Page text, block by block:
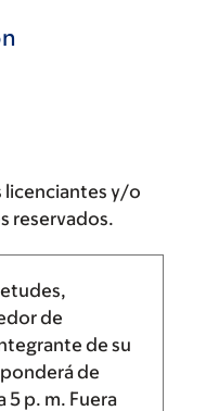
licenciantes y/o
reservados.
de
de su
de
5 p. m. Fuera